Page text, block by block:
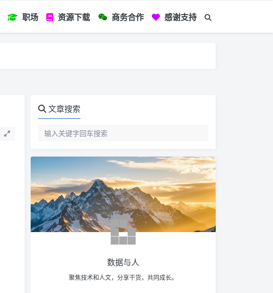
职场 资源下载 商务合作 感谢支持
文章搜索
数据与人
聚焦技术和人文，分享干货，共同成长。